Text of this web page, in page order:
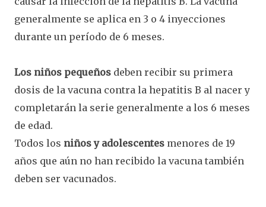
generalmente se aplica en 3 o 4 inyecciones
durante un período de 6 meses.
Los niños pequeños deben recibir su primera
dosis de la vacuna contra la hepatitis B al nacer y
completarán la serie generalmente a los 6 meses
de edad.
Todos los niños y adolescentes menores de 19
años que aún no han recibido la vacuna también
deben ser vacunados.